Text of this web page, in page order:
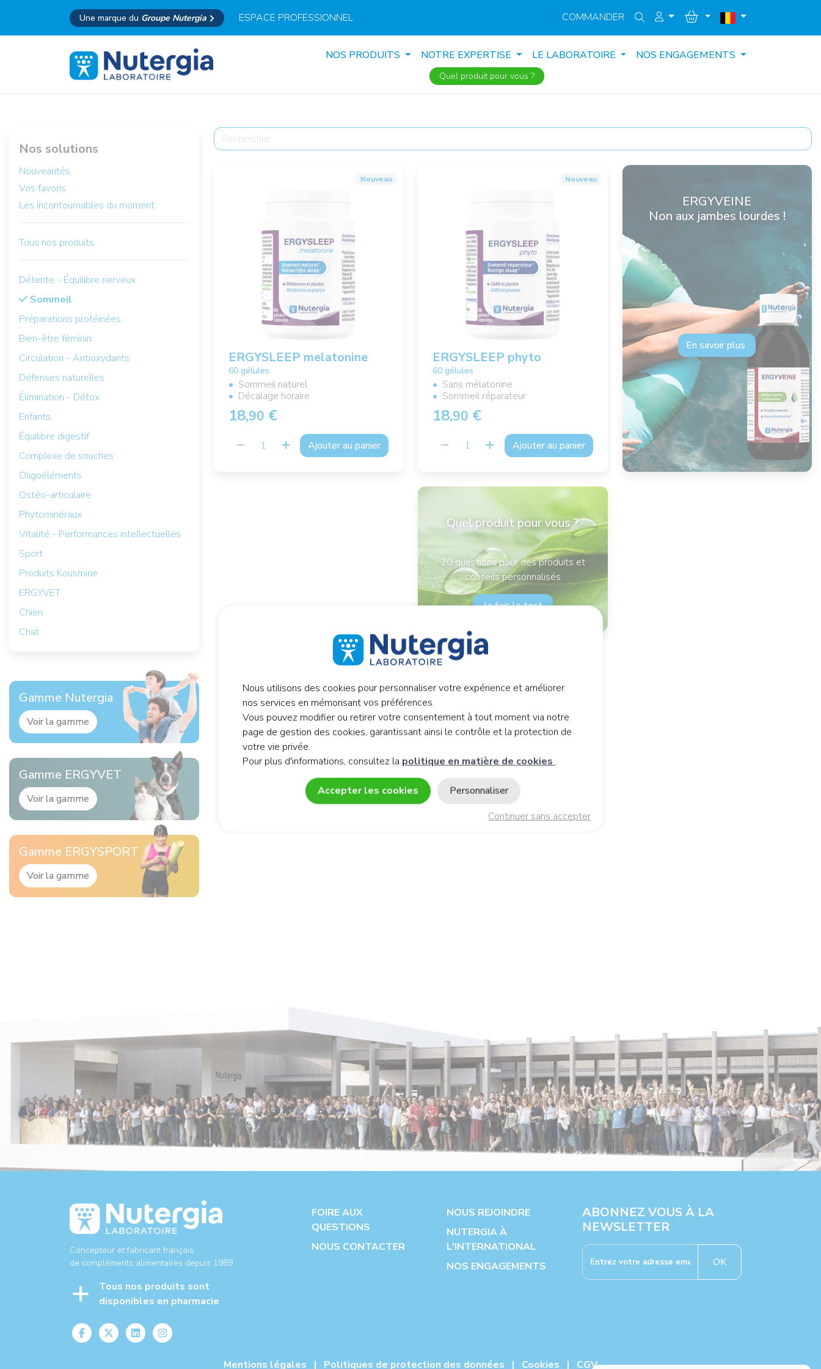
Une marque du Groupe Nutergia ESPACE PROFESSIONNEL COMMANDER
NOS PRODUITS NOTRE EXPERTISE LE LABORATOIRE NOS ENGAGEMENTS
Quel produit pour vous ?
Nouveau
ERGYSLEEP melatonine
60 gélules
Sommeil naturel
Décalage horaire
18,90 €
Ajouter au panier
Nouveau
ERGYSLEEP phyto
60 gélules
Sans mélatonine
Sommeil réparateur
18,90 €
Ajouter au panier
ERGYVEINE
Non aux jambes lourdes !
En savoir plus
Quel produit pour vous ?
20 questions pour des produits et
conseils personnalisés
Je fais le test
Nos solutions
Nouveautés
Vos favoris
Les incontournables du moment
Tous nos produits
Détente - Équilibre nerveux
Sommeil
Préparations protéinées
Bien-être féminin
Circulation - Antioxydants
Défenses naturelles
Élimination - Détox
Enfants
Équilibre digestif
Complexe de souches
Oligoéléments
Ostéo-articulaire
Phytominéraux
Vitalité - Performances intellectuelles
Sport
Produits Kousmine
ERGYVET
Chien
Chat
Gamme Nutergia
Voir la gamme
Gamme ERGYVET
Voir la gamme
Gamme ERGYSPORT
Voir la gamme
Concepteur et fabricant français
de compléments alimentaires depuis 1989
Tous nos produits sont
disponibles en pharmacie
FOIRE AUX
QUESTIONS
NOUS CONTACTER
NOUS REJOINDRE
NUTERGIA À
L'INTERNATIONAL
NOS ENGAGEMENTS
ABONNEZ VOUS À LA
NEWSLETTER
OK
Mentions légales | Politiques de protection des données | Cookies | CGV
Nous utilisons des cookies pour personnaliser votre expérience et améliorer
nos services en mémorisant vos préférences.
Vous pouvez modifier ou retirer votre consentement à tout moment via notre
page de gestion des cookies, garantissant ainsi le contrôle et la protection de
votre vie privée.
Pour plus d'informations, consultez la politique en matière de cookies.
Accepter les cookies
Continuer sans accepter
Personnaliser